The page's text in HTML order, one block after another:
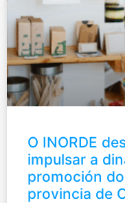
O INORDE
impulsar a
promoción
provincia de